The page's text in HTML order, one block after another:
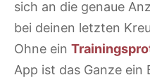
sich an die genaue
bei deinen letzten
Ohne ein
App ist das Ganze ein